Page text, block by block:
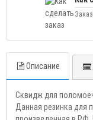
Описание
Сквидж для
Данная резинка для